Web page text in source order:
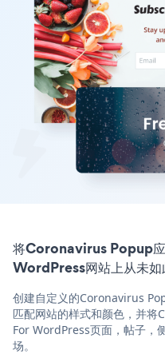
将Coronavirus Popup
WordPress网站上从未如
创建自定义的Coronavirus
匹配网站的样式和颜色，并
For WordPress页面，帖子，
场。